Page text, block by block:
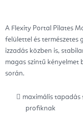
A Flexity Portal Pilates
felülettel és természetes
izzadás közben is,
magas szintű kényelmet
során.
maximális tapadás
profiknak